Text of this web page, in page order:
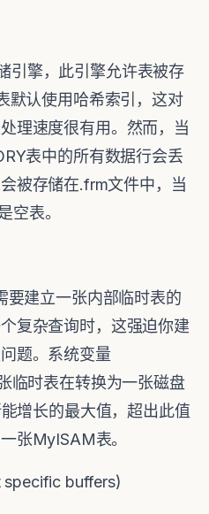
引擎，此引擎允许表被存
默认使用哈希索引，这对
理速度很有用。然而，当
表中的所有数据行会丢
被存储在.frm文件中，当
空表。
建立一张内部临时表的
复杂查询时，这强迫你建
题。系统变量
临时表在转换为一张磁盘
增长的最大值，超出此值
张MyISAM表。
specific buffers)